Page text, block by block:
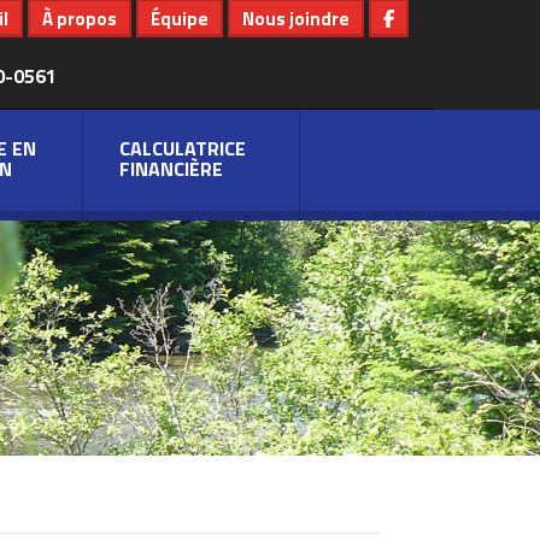
0561
À propos Équipe Nous joindre
EN CALCULATRICE
FINANCIÈRE